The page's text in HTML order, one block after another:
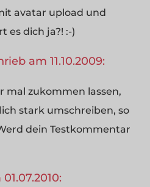
avatar upload und
es dich ja?! :-)
am 11.10.2009:
mal zukommen lassen,
stark umschreiben, so
dein Testkommentar